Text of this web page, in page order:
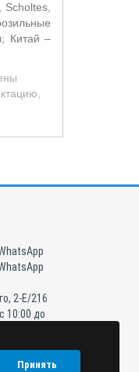
Китай –
2-Е/216
10:00 до
Принять